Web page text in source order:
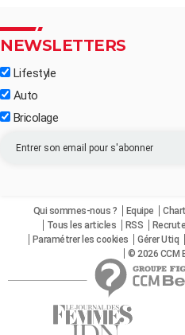
NEWSLETTERS
Lifestyle
Auto
Bricolage
Qui sommes-nous ? Equipe
Tous les articles
RSS
Paramétrer les cookies
Gérer Utiq
© 2026 CCM